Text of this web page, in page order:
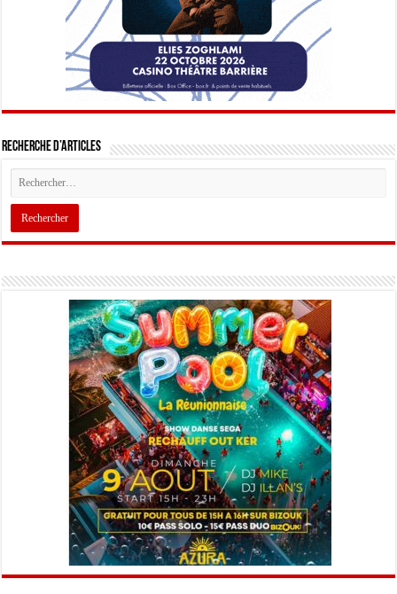
Recherche d’articles